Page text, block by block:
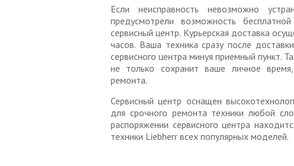
Если неисправность невозможно
предусмотрели возможность
сервисный центр. Курьерская доставка
часов. Ваша техника сразу после
сервисного центра минуя приемный пункт.
не только сохранит ваше личное
ремонта.
Сервисный центр оснащен
для срочного ремонта техники любой
распоряжении сервисного центра
техники Liebherr всех популярных моделей.